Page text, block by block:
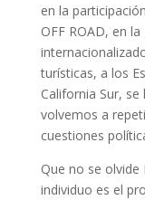
en la
OFF ROAD, en
turísticas, a los
California Sur, se
volvemos a
cuestiones
Que no se olvide
individuo es el